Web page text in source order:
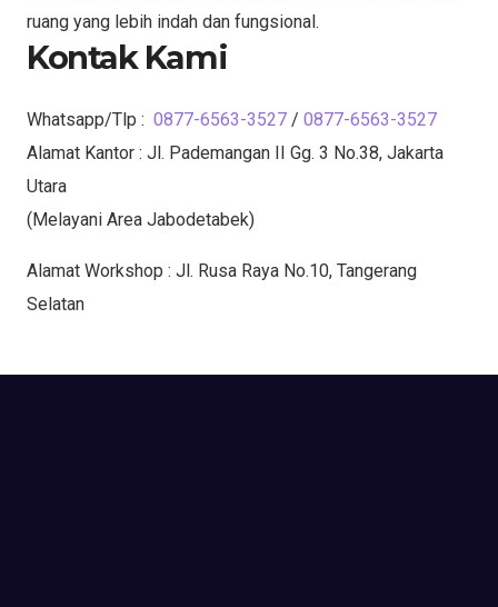
ruang yang lebih indah dan fungsional.
Kontak Kami
Whatsapp/Tlp : 0877-6563-3527 / 0877-6563-3527
Alamat Kantor : Jl. Pademangan II Gg. 3 No.38, Jakarta
Utara
(Melayani Area Jabodetabek)
Alamat Workshop : Jl. Rusa Raya No.10, Tangerang
Selatan